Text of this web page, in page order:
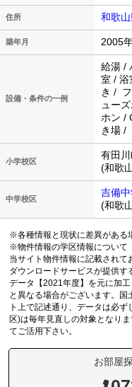
住所 和歌
築年月 2005
設備・条件の一例
給湯 /
室 / 浴
き /
ュー
ホン /
き場 /
小学校区
有田
(和歌
中学校区
吉備
(和歌
※各種情報と現状に差異がある
※物件情報の学区情報について
当サイト物件情報に記載され
ダウンロードサービスが提供
データ【2021年度】を元に加
と異なる場合がございます。
ト上で記述通り、データは必
区)は毎年見直しの対象となり
てご活用下さい。
お部屋